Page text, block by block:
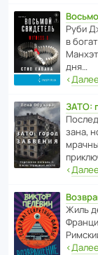
Руби
в
дня…
‹Далее
ЗАТО:
зана,
‹Далее
Жиль
‹Далее